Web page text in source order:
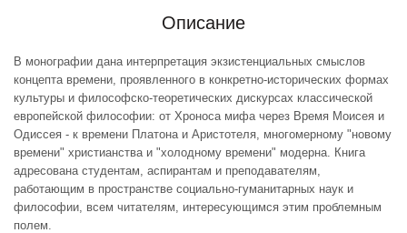
Описание
В монографии дана интерпретация экзистенциальных смыслов
концепта времени, проявленного в конкретно-исторических формах
культуры и философско-теоретических дискурсах классической
европейской философии: от Хроноса мифа через Время Моисея и
Одиссея - к времени Платона и Аристотеля, многомерному "новому
времени" христианства и "холодному времени" модерна. Книга
адресована студентам, аспирантам и преподавателям,
работающим в пространстве социально-гуманитарных наук и
философии, всем читателям, интересующимся этим проблемным
полем.